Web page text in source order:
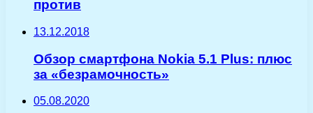
против
13.12.2018
Обзор смартфона Nokia 5.1 Plus: плюс
за «безрамочность»
05.08.2020